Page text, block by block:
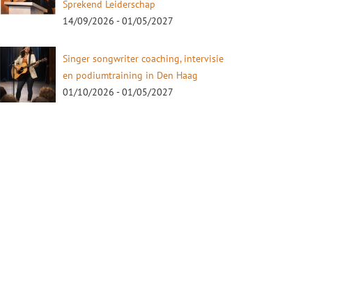
Sprekend Leiderschap
14/09/2026 - 01/05/2027
Singer songwriter coaching, intervisie
en podiumtraining in Den Haag
01/10/2026 - 01/05/2027